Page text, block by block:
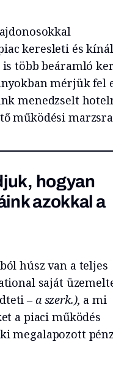
keresleti és
több beáramló
mérjük fel
menedzselt
működési
hogyan
azokkal a
húsz van a teljes
saját
– a szerk.), a mi
a piaci működés
megalapozott